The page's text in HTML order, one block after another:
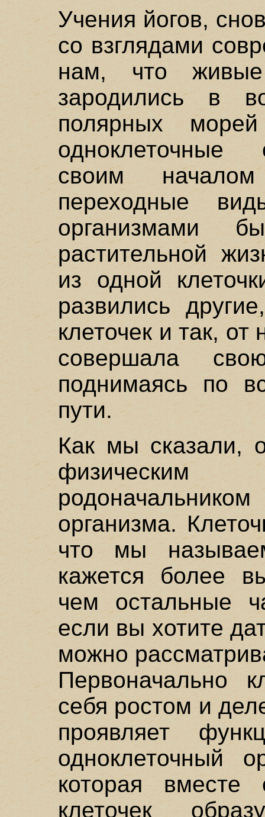
Учения йогов,
со взглядами
нам, что живые
зародились в
полярных
своим
переходные
организмами
растительной
из одной
развились
клеточек и так,
совершала
поднимаясь по
пути.
Как мы сказали,
организма.
что мы
кажется более
чем остальные
если вы хотите
можно
Первоначально
себя ростом и
проявляет
одноклеточный
которая вместе
клеточек